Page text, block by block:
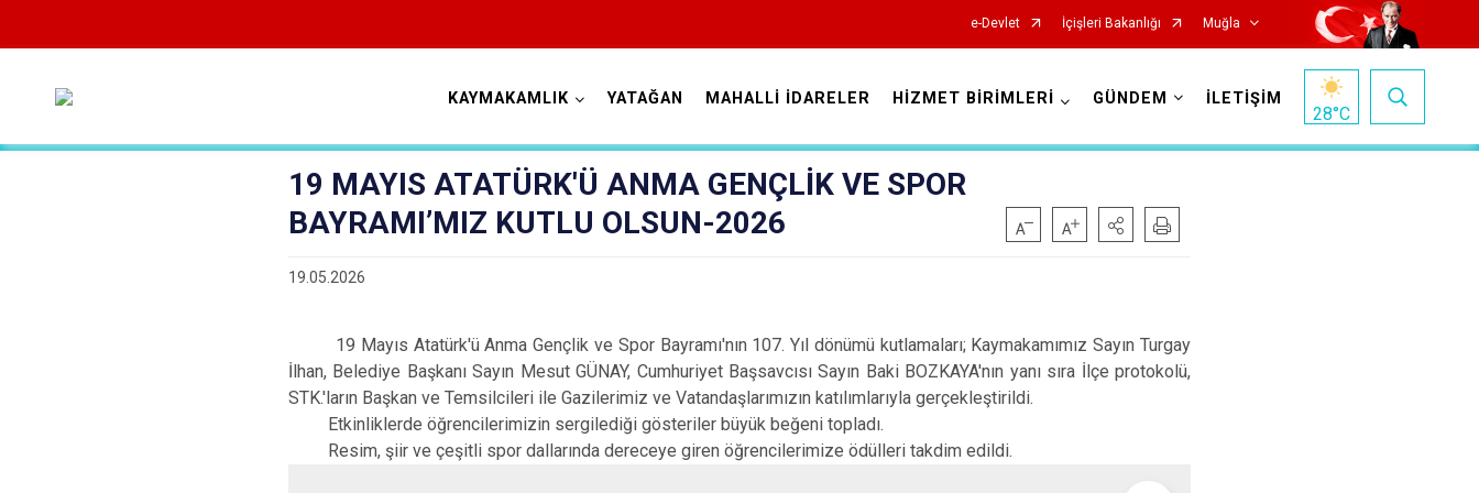
e-Devlet İçişleri Bakanlığı Muğla
Bodrum
Dalaman
Datça
Fethiye
Milas
Ortaca
KAYMAKAMLIK YATAĞAN MAHALLİ İDARELER HİZMET BİRİMLERİ GÜNDEM İLETİŞİM
28°C
19 MAYIS ATATÜRK'Ü ANMA GENÇLİK VE SPOR
BAYRAMI’MIZ KUTLU OLSUN-2026
19.05.2026
19 Mayıs Atatürk'ü Anma Gençlik ve Spor Bayramı'nın 107. Yıl dönümü kutlamaları; Kaymakamımız Sayın Turgay
İlhan, Belediye Başkanı Sayın Mesut GÜNAY, Cumhuriyet Başsavcısı Sayın Baki BOZKAYA'nın yanı sıra İlçe protokolü,
STK.'ların Başkan ve Temsilcileri ile Gazilerimiz ve Vatandaşlarımızın katılımlarıyla gerçekleştirildi.
Etkinliklerde öğrencilerimizin sergilediği gösteriler büyük beğeni topladı.
Resim, şiir ve çeşitli spor dallarında dereceye giren öğrencilerimize ödülleri takdim edildi.